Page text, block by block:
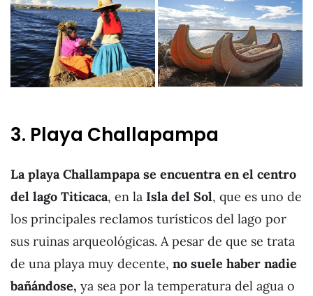
3. Playa Challapampa
La playa Challampapa se encuentra en el centro
del lago Titicaca, en la Isla del Sol, que es uno de
los principales reclamos turísticos del lago por
sus ruinas arqueológicas. A pesar de que se trata
de una playa muy decente, no suele haber nadie
bañándose, ya sea por la temperatura del agua o